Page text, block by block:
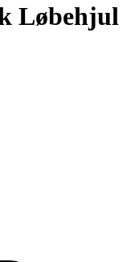
Løbehjul